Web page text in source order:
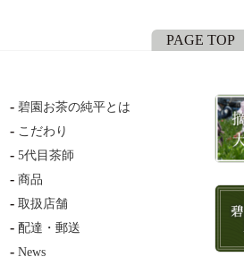
PAGE TOP
碧園お茶の純平とは
こだわり
5代目茶師
商品
取扱店舗
配達・郵送
News